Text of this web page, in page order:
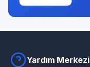
Yardım Merkezi